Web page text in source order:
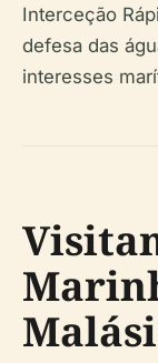
Interceção
defesa das
interesses